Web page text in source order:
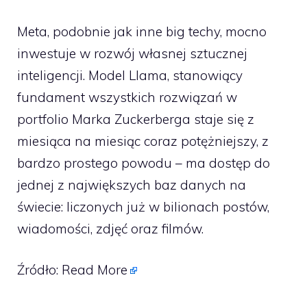
Meta, podobnie jak inne big techy, mocno
inwestuje w rozwój własnej sztucznej
inteligencji. Model Llama, stanowiący
fundament wszystkich rozwiązań w
portfolio Marka Zuckerberga staje się z
miesiąca na miesiąc coraz potężniejszy, z
bardzo prostego powodu – ma dostęp do
jednej z największych baz danych na
świecie: liczonych już w bilionach postów,
wiadomości, zdjęć oraz filmów.
Źródło: Read More